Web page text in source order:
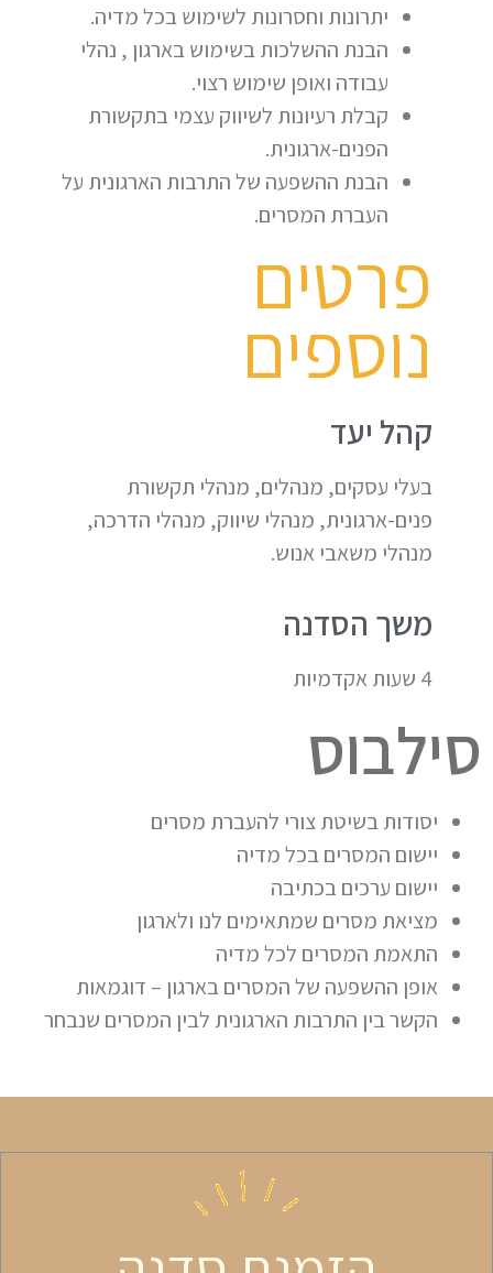
יתרונות וחסרונות לשימוש בכל מדיה.
הבנת ההשלכות בשימוש בארגון , נהלי
עבודה ואופן שימוש רצוי.
קבלת רעיונות לשיווק עצמי בתקשורת
הפנים-ארגונית.
הבנת ההשפעה של התרבות הארגונית על
העברת המסרים.
פרטים
נוספים
קהל יעד
בעלי עסקים, מנהלים, מנהלי תקשורת
פנים-ארגונית, מנהלי שיווק, מנהלי הדרכה,
מנהלי משאבי אנוש.
משך הסדנה
4 שעות אקדמיות
סילבוס
יסודות בשיטת צורי להעברת מסרים
יישום המסרים בכל מדיה
יישום ערכים בכתיבה
מציאת מסרים שמתאימים לנו ולארגון
התאמת המסרים לכל מדיה
אופן ההשפעה של המסרים בארגון – דוגמאות
הקשר בין התרבות הארגונית לבין המסרים שנבחר